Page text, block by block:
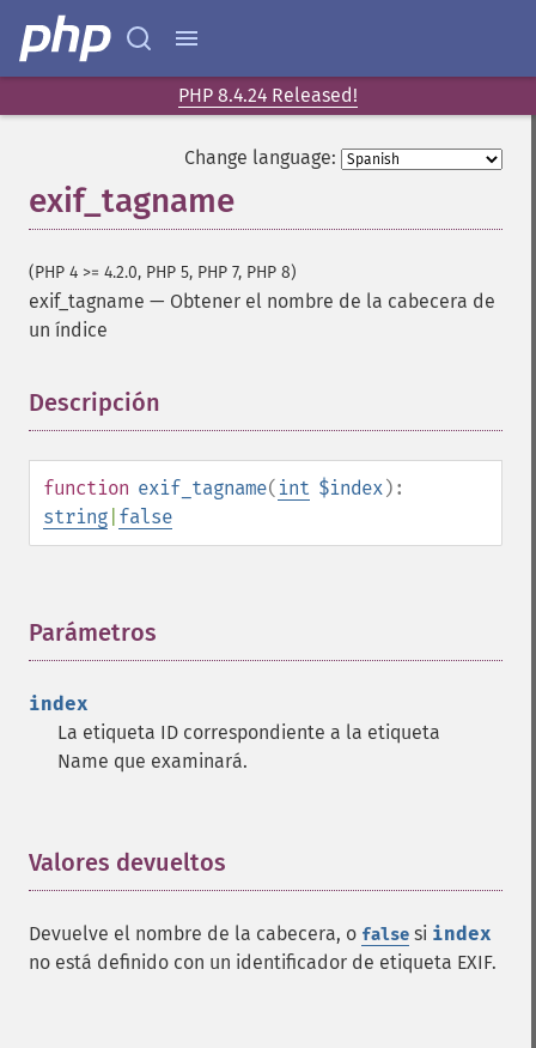
PHP 8.4.24 Released!
Change language:
exif_tagname
(PHP 4 >= 4.2.0, PHP 5, PHP 7, PHP 8)
exif_tagname — Obtener el nombre de la cabecera de
un índice
Descripción
function exif_tagname( int $index):
string false
Parámetros
index
La etiqueta ID correspondiente a la etiqueta
Name que examinará.
Valores devueltos
Devuelve el nombre de la cabecera, o false si index
no está definido con un identificador de etiqueta EXIF.